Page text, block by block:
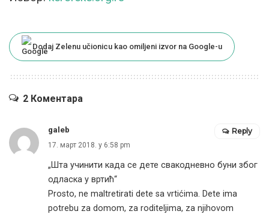
Dodaj Zelenu učionicu kao omiljeni izvor na Google-u
2 Коментара
galeb
17. март 2018. у 6:58 pm
„Шта учинити када се дете свакодневно буни због
одласка у вртић“
Prosto, ne maltretirati dete sa vrtićima. Dete ima
potrebu za domom, za roditeljima, za njihovom
Reply